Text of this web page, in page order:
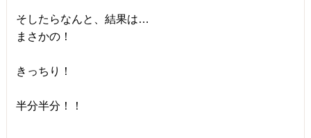
そしたらなんと、結果は…
まさかの！
きっちり！
半分半分！！